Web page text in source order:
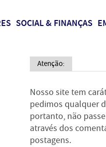
SOCIAL & FINANÇAS
Atenção:
Nosso site tem
pedimos qualquer
portanto, não
através dos
postagens.